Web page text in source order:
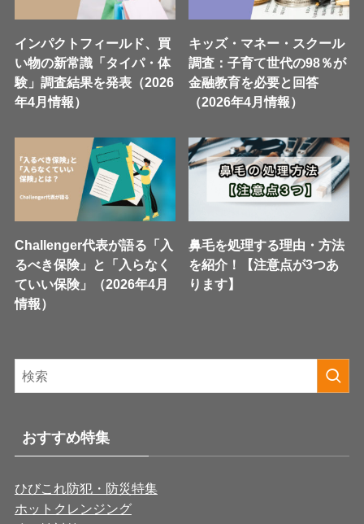
インパクトフィールド、買
い物の新常識「タイパ・体
験」調査結果を発表（2026
年4月情報）
キッズ・マネー・スクール
調査：子育て世代の98％が
金融教育を必要と回答
（2026年4月情報）
Challenger代表が語る「入
るべき保険」と「入らなく
ていい保険」（2026年4月
情報）
鼻毛を処理する理由・方法
を紹介！【注意点が3つあ
ります】
おすすめ特集
ひびこれ防犯・防災特集
ホットクレンジング